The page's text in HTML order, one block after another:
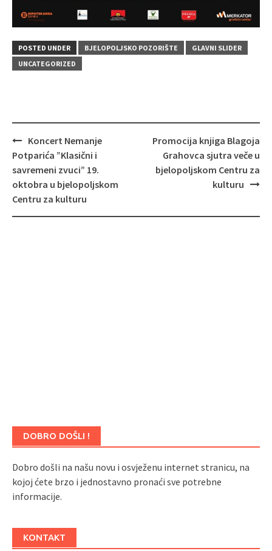
POSTED UNDER BJELOPOLJSKO POZORIŠTE
GLAVNI SLIDER
UNCATEGORIZED
Post
navigation
Koncert Nemanje
Potparića ”Klasični i
savremeni zvuci” 19.
oktobra u bjelopoljskom
Centru za kulturu
Promocija knjiga Blagoja
Grahovca sjutra veče u
bjelopoljskom Centru za
kulturu
DOBRO DOŠLI !
Dobro došli na našu novu i osvježenu internet stranicu, na
kojoj ćete brzo i jednostavno pronaći sve potrebne
informacije.
KONTAKT